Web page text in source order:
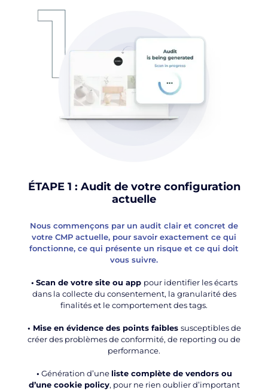
ÉTAPE 1 : Audit de votre configuration
actuelle
Nous commençons par un audit clair et concret de
votre CMP actuelle, pour savoir exactement ce qui
fonctionne, ce qui présente un risque et ce qui doit
vous suivre.
• Scan de votre site ou app pour identifier les écarts
dans la collecte du consentement, la granularité des
finalités et le comportement des tags.
• Mise en évidence des points faibles susceptibles de
créer des problèmes de conformité, de reporting ou de
performance.
• Génération d’une liste complète de vendors ou
d’une cookie policy, pour ne rien oublier d’important